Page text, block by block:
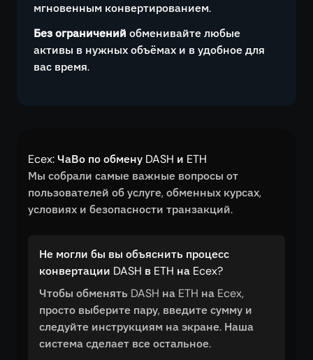
мгновенным конвертированием.
Без ограничений обменивайте любые
активы в нужных объёмах и в удобное для
вас время.
Ecex: ЧаВо по обмену DASH и ETH
Мы собрали самые важные вопросы от
пользователей об услуге, обменных курсах,
условиях и безопасности транзакций.
Не могли бы вы объяснить процесс
конвертации DASH в ETH на Ecex?
Чтобы обменять DASH на ETH на Ecex,
просто выберите пару, введите сумму и
следуйте инструкциям на экране. Наша
система сделает все остальное.